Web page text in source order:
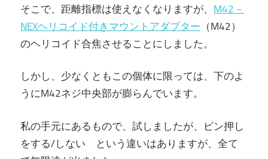
そこで、距離指標は使えなくなりますが、 M42－
NEXヘリコイド付きマウントアダプター （M42）
のヘリコイド合焦させることにしました。
しかし、少なくともこの個体に限っては、下のよ
うにM42ネジ中央部が膨らんでいます。
私の手元にあるもので、試しましたが、ピン押し
をする/しない という違いはありますが、全て